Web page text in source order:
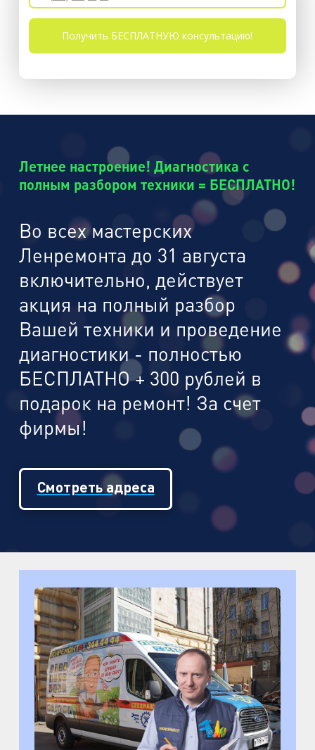
Летнее настроение! Диагностика с
полным разбором техники = БЕСПЛАТНО!
Во всех мастерских
Ленремонта до 31 августа
включительно, действует
акция на полный разбор
Вашей техники и проведение
диагностики - полностью
БЕСПЛАТНО + 300 рублей в
подарок на ремонт! За счет
фирмы!
Смотреть адреса